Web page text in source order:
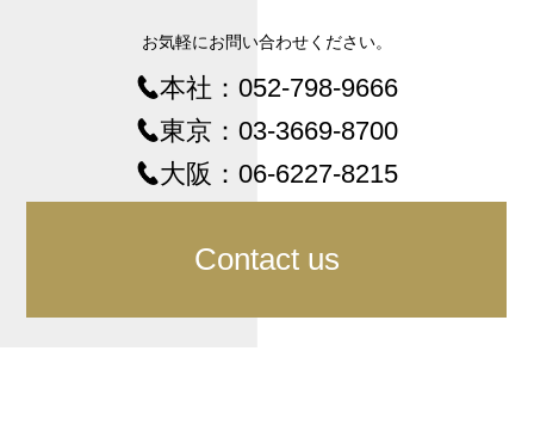
お気軽にお問い合わせください。
本社： 052-798-9666
東京： 03-3669-8700
大阪： 06-6227-8215
Contact us